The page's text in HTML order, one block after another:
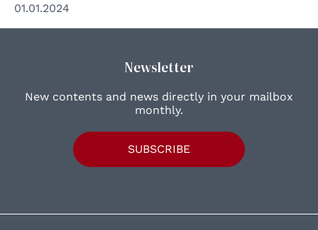
01.01.2024
Newsletter
New contents and news directly in your mailbox
monthly.
SUBSCRIBE